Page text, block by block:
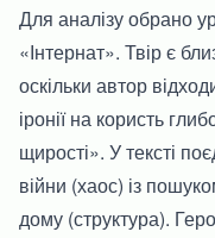
Для аналізу обрано
«Інтернат». Твір є
оскільки автор
іронії на користь
щирості». У тексті
війни (хаос) із
дому (структура).